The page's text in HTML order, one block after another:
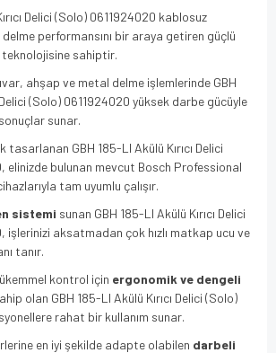
Delici (Solo) 0611924020 kablosuz
performansını bir araya getiren güçlü
teknolojisine sahiptir.
ahşap ve metal delme işlemlerinde GBH
Delici (Solo) 0611924020 yüksek darbe gücüyle
sunar.
tasarlanan GBH 185-LI Akülü Kırıcı Delici
elinizde bulunan mevcut Bosch Professional
tam uyumlu çalışır.
sistemi sunan GBH 185-LI Akülü Kırıcı Delici
işlerinizi aksatmadan çok hızlı matkap ucu ve
tanır.
kontrol için ergonomik ve dengeli
olan GBH 185-LI Akülü Kırıcı Delici (Solo)
rahat bir kullanım sunar.
en iyi şekilde adapte olabilen darbeli